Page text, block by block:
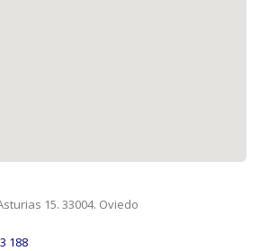
15. 33004. Oviedo
188